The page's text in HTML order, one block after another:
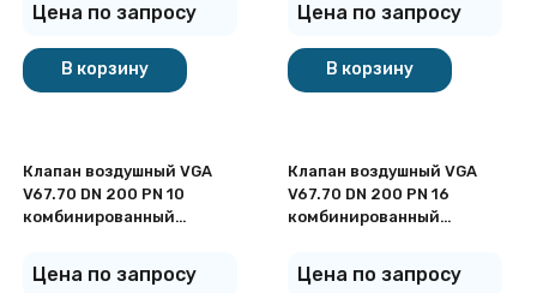
Цена по запросу
В корзину
Цена по запросу
В корзину
Клапан воздушный VGA
V67.70 DN 200 PN 10
комбинированный
Цена по запросу
Клапан воздушный VGA
V67.70 DN 200 PN 16
комбинированный
Цена по запросу